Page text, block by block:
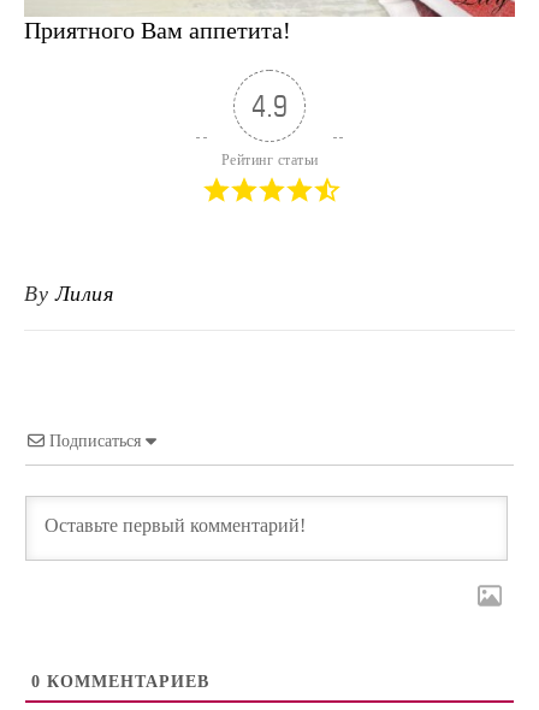
Приятного Вам аппетита!
4.9
Рейтинг статьи
ByЛилия
Подписаться
0 КОММЕНТАРИЕВ